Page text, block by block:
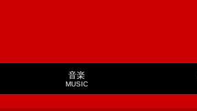
音楽
MUSIC